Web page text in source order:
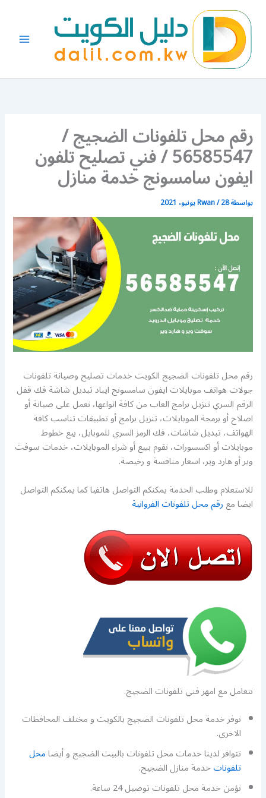
المحتوى
رقم محل تلفونات الضجيج /
56585547 / فني تصليح تلفون
ايفون سامسونج خدمة منازل
بواسطة Rwan/28 يونيو، 2021
رقم محل تلفونات الضجيج الكويت خدمات تصليح وصيانة تلفونات
جولات هواتف موبايلات ايفون سامسونج ايباد تبديل شاشة فك قفل
الرقم السري تنزيل برامج العاب من كافة انواعها، نعمل على صيانة أو
اصلاح أو برمجة الموبايلات، تنزيل برامج أو تطبيقات تناسب كافة
الهواتف، تبديل شاشات، فك الرمز السري للموبايل، بيع خطوط
موبايلات أو اكسسورات، نقوم ببيع أو شراء الموبايلات، خدمات سوفت
وير أو هارد وير، اسعار منافسة و رخيصة.
للاستعلام وطلب الخدمة يمكنكم التواصل هاتفيا كما يمكنكم التواصل
ايضا معرقم محل تلفونات الفروانية
نتعامل مع امهر فني تلفونات الضجيج.
نوفر خدمة محل تلفونات الضجيج بالكويت و مختلف المحافظات
الاخرى.
تتوافر لدينا خدمات محل تلفونات بالبيت الضجيج و أيضامحل
تلفوناتخدمة منازل الضجيج.
نؤمن خدمة محل تلفونات توصيل 24 ساعة.